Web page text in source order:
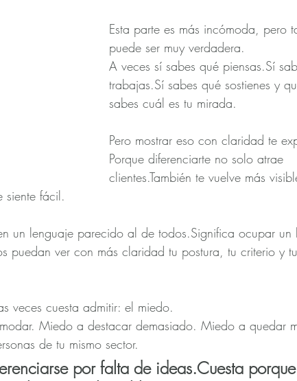
Esta parte es más incómoda, pero
puede ser muy verdadera.
A veces sí sabes qué piensas.Sí
trabajas.Sí sabes qué sostienes y
sabes cuál es tu mirada.
Pero mostrar eso con claridad te
Porque diferenciarte no solo atrae
clientes.También te vuelve más
siente fácil.
un lenguaje parecido al de todos.Significa ocupar un
puedan ver con más claridad tu postura, tu criterio y
veces cuesta admitir: el miedo.
Miedo a destacar demasiado. Miedo a quedar
de tu mismo sector.
por falta de ideas.Cuesta porque